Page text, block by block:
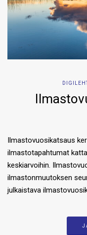
Ilmastovuosikatsaus
ilmastotapahtumat
keskiarvoihin.
ilmastonmuutoksen
julkaistava